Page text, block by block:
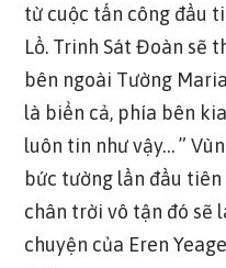
từ cuộc tấn công đầu
Lồ. Trinh Sát Đoàn sẽ
bên ngoài Tường
là biển cả, phía bên
luôn tin như vậy… ”
bức tường lần đầu
chân trời vô tận đó sẽ
chuyện của Eren